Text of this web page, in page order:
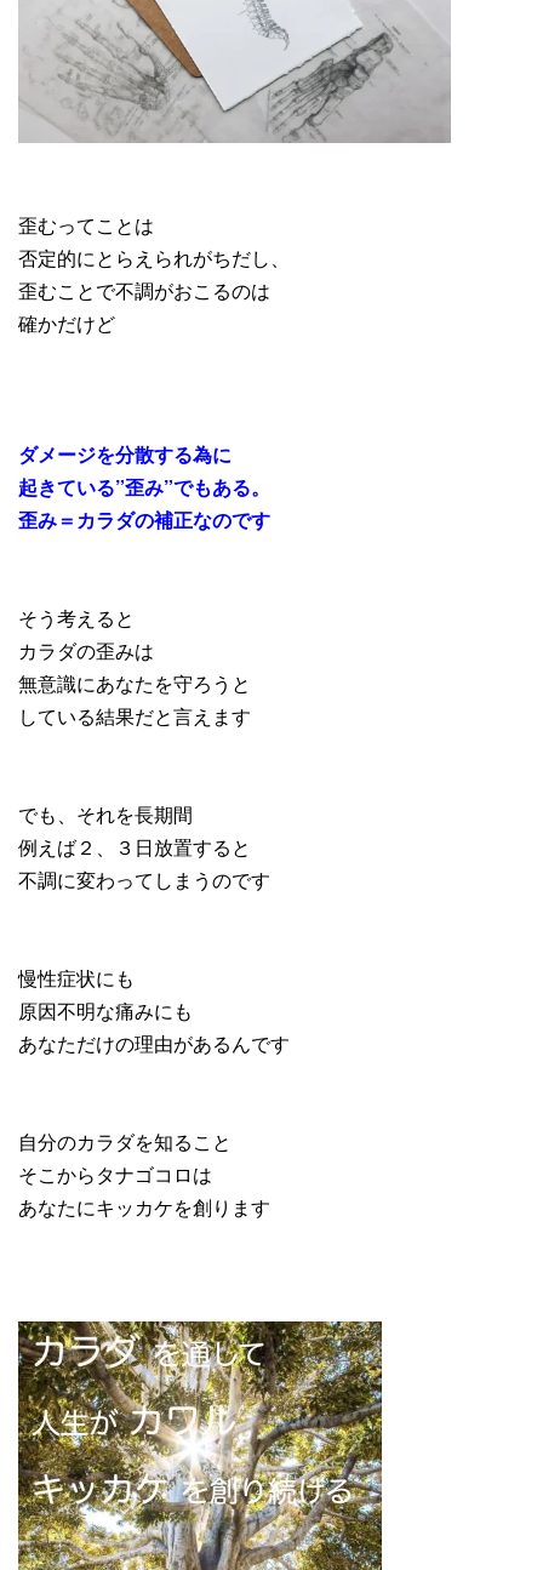
歪むってことは
否定的にとらえられがちだし、
歪むことで不調がおこるのは
確かだけど
ダメージを分散する為に
起きている”歪み”でもある。
歪み＝カラダの補正なのです
そう考えると
カラダの歪みは
無意識にあなたを守ろうと
している結果だと言えます
でも、それを長期間
例えば２、３日放置すると
不調に変わってしまうのです
慢性症状にも
原因不明な痛みにも
あなただけの理由があるんです
自分のカラダを知ること
そこからタナゴコロは
あなたにキッカケを創ります